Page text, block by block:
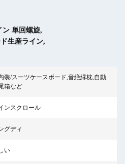
ン 単回螺旋,
生産ライン,
装/スーツケースボード,音絶縁枕,自動
箱など
ンスクロール
グディ
い